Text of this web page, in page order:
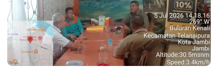
b
i
t
k
a
n
S
K